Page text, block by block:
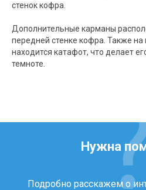
стенок кофра.
Дополнительные карманы
передней стенке кофра. Также на
находится катафот, что делает
темноте.
Нужна
Подробно расскажем о